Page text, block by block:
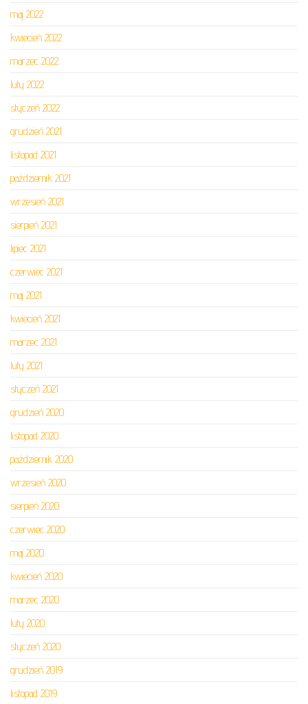
maj 2022
kwiecień 2022
marzec 2022
luty 2022
styczeń 2022
grudzień 2021
listopad 2021
październik 2021
wrzesień 2021
sierpień 2021
lipiec 2021
czerwiec 2021
maj 2021
kwiecień 2021
marzec 2021
luty 2021
styczeń 2021
grudzień 2020
listopad 2020
październik 2020
wrzesień 2020
sierpień 2020
czerwiec 2020
maj 2020
kwiecień 2020
marzec 2020
luty 2020
styczeń 2020
grudzień 2019
listopad 2019